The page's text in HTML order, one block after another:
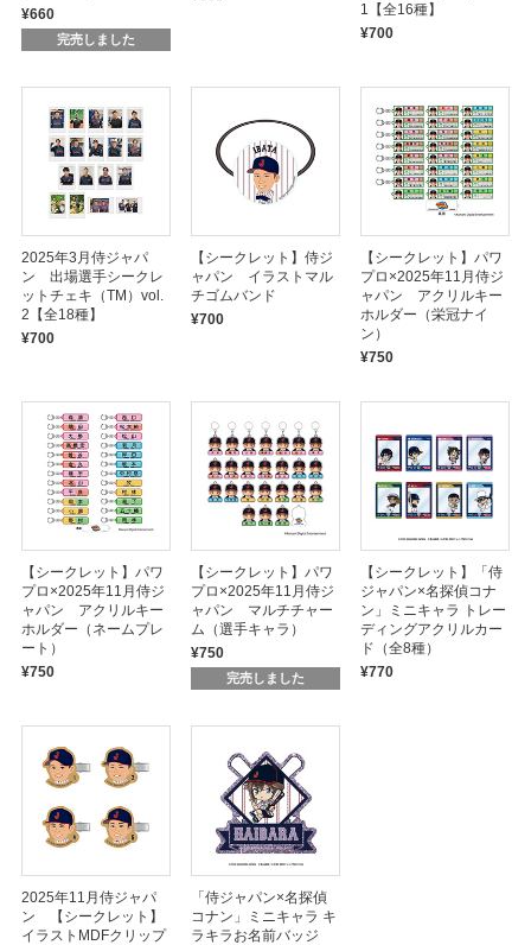
¥660
完売しました
1【全16種】
¥700
2025年3月侍ジャパ
ン 出場選手シークレ
ットチェキ（TM）vol.
2【全18種】
¥700
【シークレット】侍ジ
ャパン イラストマル
チゴムバンド
¥700
【シークレット】パワ
プロ×2025年11月侍ジ
ャパン アクリルキー
ホルダー（栄冠ナイ
ン）
¥750
【シークレット】パワ
プロ×2025年11月侍ジ
ャパン アクリルキー
ホルダー（ネームプレ
ート）
¥750
【シークレット】パワ
プロ×2025年11月侍ジ
ャパン マルチチャー
ム（選手キャラ）
¥750
完売しました
【シークレット】「侍
ジャパン×名探偵コナ
ン」ミニキャラ トレー
ディングアクリルカー
ド（全8種）
¥770
2025年11月侍ジャパ
ン 【シークレット】
イラストMDFクリップ
「侍ジャパン×名探偵
コナン」ミニキャラ キ
ラキラお名前バッジ